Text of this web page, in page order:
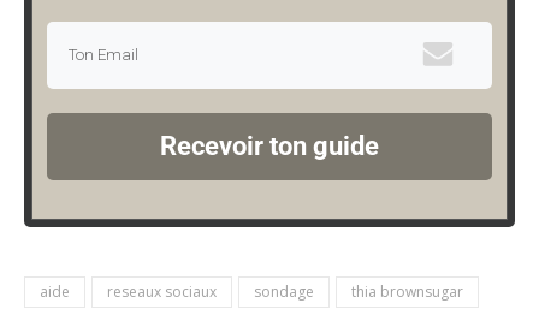
Recevoir ton guide
aide reseaux sociaux sondage thia brownsugar